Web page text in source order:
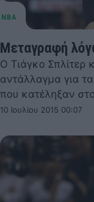
Μεταγραφή
Ο Τιάγκο Σπλίτερ
αντάλλαγμα για
που κατέληξαν
10 Ιουλίου 2015 00:07